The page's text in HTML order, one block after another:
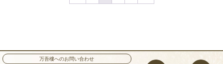
万吾樓へのお問い合わせ